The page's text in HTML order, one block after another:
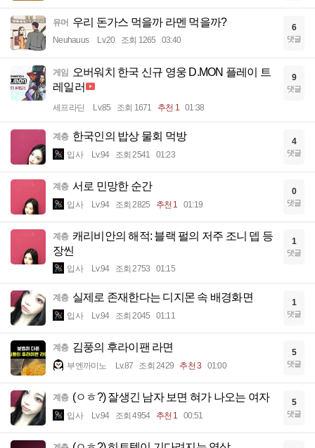
유머 우리 돈가스 먹을까 라멘 먹을까?
Neuhauus Lv.20 조회 1265 03:40
6
댓글
게임
오버워치 한국 신규 영웅 D.MON 플레이 트
레일러
세프라딘 Lv.85 조회 1671 추천 1 01:38
9
댓글
계층 한국인의 밥상 물회 먹방
입사 Lv.94 조회 2541 01:23
4
댓글
계층 서로 민망한 순간
입사 Lv.94 조회 2825 추천 1 01:19
0
댓글
계층 캐리비안의 해적: 블랙 펄의 저주 조니 뎁 등
장씬
입사 Lv.94 조회 2753 01:15
1
댓글
계층 실제로 존재한다는 디지몬 속 배경화면
입사 Lv.94 조회 2045 01:11
1
댓글
계층 김풍의 후라이팬 라면
부엔까미노 Lv.87 조회 2429 추천 3 01:00
5
댓글
계층 (ㅇㅎ?) 잘생긴 남자 보면 혀가 나오는 여자
입사 Lv.94 조회 4954 추천 1 00:51
5
댓글